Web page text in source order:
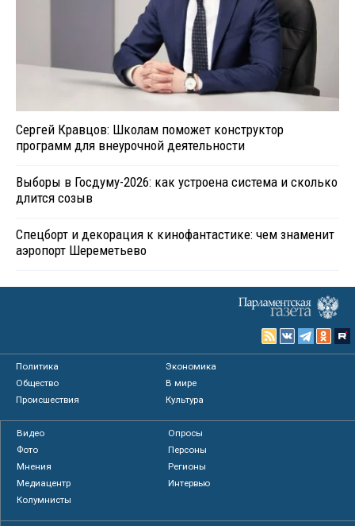
Сергей Кравцов: Школам поможет конструктор
программ для внеурочной деятельности
Выборы в Госдуму-2026: как устроена система и сколько
длится созыв
Спецборт и декорация к кинофантастике: чем знаменит
аэропорт Шереметьево
Политика
Экономика
Общество
В мире
Происшествия
Культура
Видео
Опросы
Фото
Персоны
Мнения
Регионы
Медиацентр
Интервью
Колумнисты